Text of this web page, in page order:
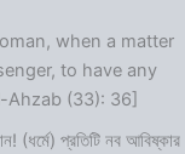
when a matter
to have any
Ahzab (33): 36]
(ধর্মে) প্রতিটি নব আবিষ্কার